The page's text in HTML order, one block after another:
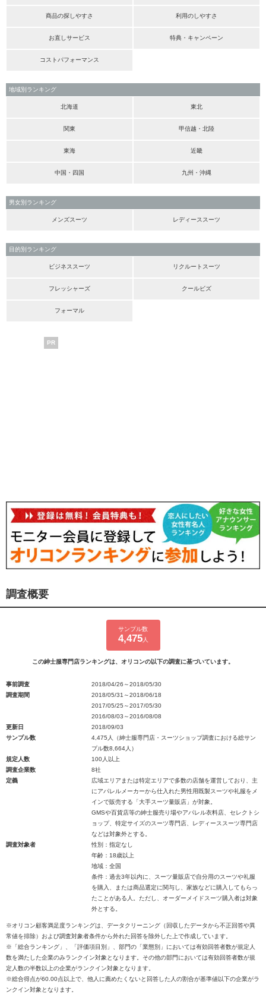
商品の探しやすさ 利用のしやすさ
お直しサービス 特典・キャンペーン
コストパフォーマンス
地域別ランキング
北海道 東北
関東 甲信越・北陸
東海 近畿
中国・四国 九州・沖縄
男女別ランキング
メンズスーツ レディーススーツ
目的別ランキング
ビジネススーツ リクルートスーツ
フレッシャーズ クールビズ
フォーマル
PR
調査概要
サンプル数
4,475人
この紳士服専門店ランキングは、オリコンの以下の調査に基づいています。
事前調査
2018/04/26～2018/05/30
調査期間
2018/05/31～2018/06/18
2017/05/25～2017/05/30
2016/08/03～2016/08/08
更新日
2018/09/03
サンプル数
4,475人（紳士服専門店・スーツショップ調査における総サン
プル数8,664人）
規定人数
100人以上
調査企業数
8社
定義
広域エリアまたは特定エリアで多数の店舗を運営しており、主
にアパレルメーカーから仕入れた男性用既製スーツや礼服をメ
インで販売する「大手スーツ量販店」が対象。
GMSや百貨店等の紳士服売り場やアパレル衣料店、セレクトシ
ョップ、特定サイズのスーツ専門店、レディーススーツ専門店
などは対象外とする。
調査対象者
性別：指定なし
年齢：18歳以上
地域：全国
条件：過去3年以内に、スーツ量販店で自分用のスーツや礼服
を購入、または商品選定に関与し、家族などに購入してもらっ
たことがある人。ただし、オーダーメイドスーツ購入者は対象
外とする。
※オリコン顧客満足度ランキングは、データクリーニング（回収したデータから不正回答や異
常値を排除）および調査対象者条件から外れた回答を除外した上で作成しています。
※「総合ランキング」、「評価項目別」、部門の「業態別」においては有効回答者数が規定人
数を満たした企業のみランクイン対象となります。その他の部門においては有効回答者数が規
定人数の半数以上の企業がランクイン対象となります。
※総合得点が60.00点以上で、他人に薦めたくないと回答した人の割合が基準値以下の企業がラ
ンクイン対象となります。